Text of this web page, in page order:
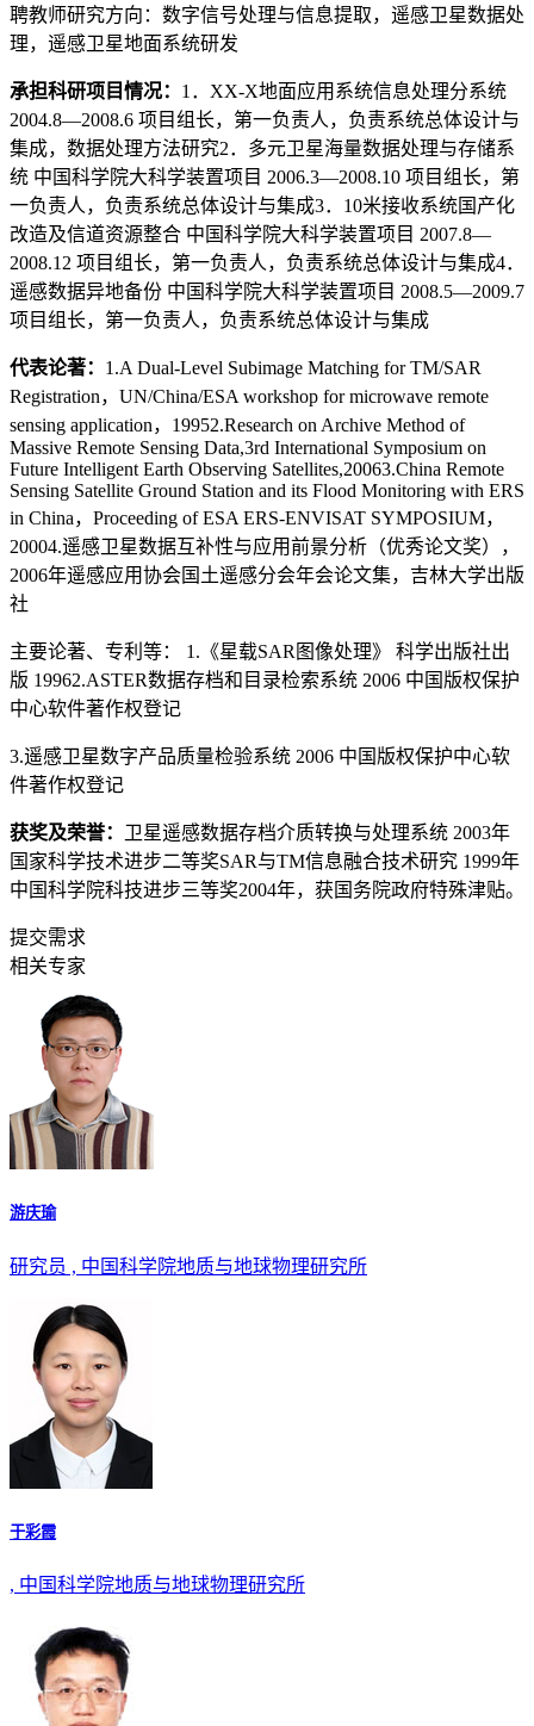
聘教师研究方向：数字信号处理与信息提取，遥感卫星数据处
理，遥感卫星地面系统研发
承担科研项目情况： 1．XX-X地面应用系统信息处理分系统
2004.8—2008.6 项目组长，第一负责人，负责系统总体设计与
集成，数据处理方法研究2．多元卫星海量数据处理与存储系
统 中国科学院大科学装置项目 2006.3—2008.10 项目组长，第
一负责人，负责系统总体设计与集成3．10米接收系统国产化
改造及信道资源整合 中国科学院大科学装置项目 2007.8—
2008.12 项目组长，第一负责人，负责系统总体设计与集成4．
遥感数据异地备份 中国科学院大科学装置项目 2008.5—2009.7
项目组长，第一负责人，负责系统总体设计与集成
代表论著： 1.A Dual-Level Subimage Matching for TM/SAR
Registration，UN/China/ESA workshop for microwave remote
sensing application，19952.Research on Archive Method of
Massive Remote Sensing Data,3rd International Symposium on
Future Intelligent Earth Observing Satellites,20063.China Remote
Sensing Satellite Ground Station and its Flood Monitoring with ERS
in China，Proceeding of ESA ERS-ENVISAT SYMPOSIUM，
20004.遥感卫星数据互补性与应用前景分析（优秀论文奖），
2006年遥感应用协会国土遥感分会年会论文集，吉林大学出版
社
主要论著、专利等： 1.《星载SAR图像处理》 科学出版社出
版 19962.ASTER数据存档和目录检索系统 2006 中国版权保护
中心软件著作权登记
3.遥感卫星数字产品质量检验系统 2006 中国版权保护中心软
件著作权登记
获奖及荣誉： 卫星遥感数据存档介质转换与处理系统 2003年
国家科学技术进步二等奖SAR与TM信息融合技术研究 1999年
中国科学院科技进步三等奖2004年，获国务院政府特殊津贴。
提交需求
相关专家
游庆瑜
研究员 , 中国科学院地质与地球物理研究所
于彩霞
, 中国科学院地质与地球物理研究所